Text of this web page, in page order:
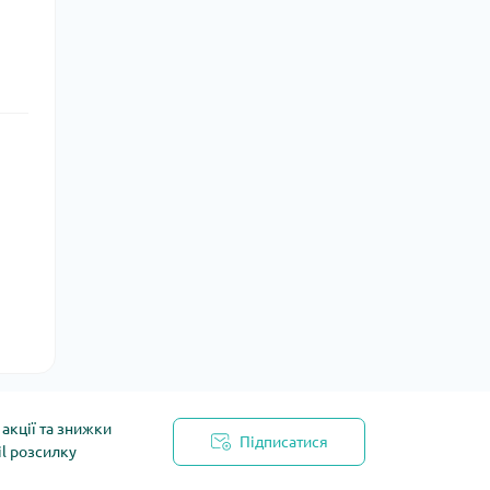
та знижки
розсилку
Підписатися